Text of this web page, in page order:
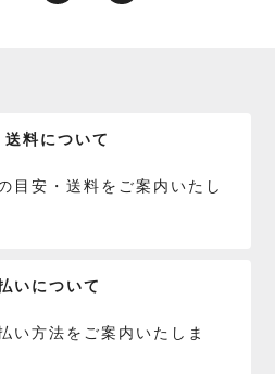
送料について
目安・送料をご案内いたし
いについて
い方法をご案内いたしま